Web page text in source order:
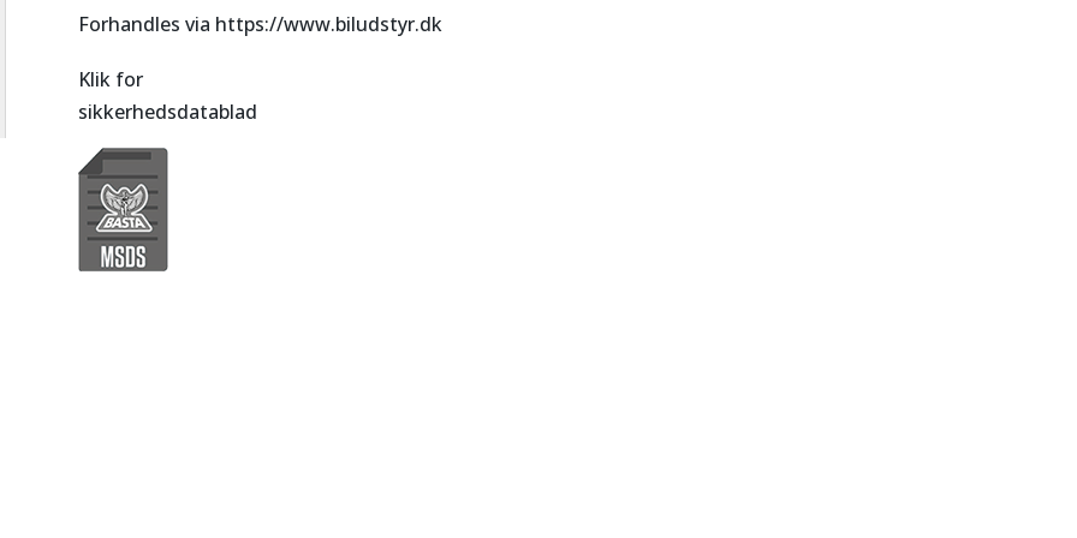
Forhandles via https://www.biludstyr.dk
Klik for
sikkerhedsdatablad